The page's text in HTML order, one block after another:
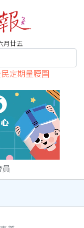
月廿五
定期量腰圍